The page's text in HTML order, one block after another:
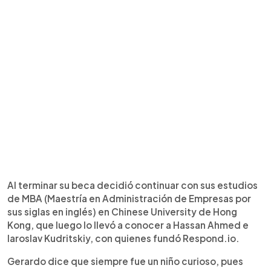
Al terminar su beca decidió continuar con sus estudios
de MBA (Maestría en Administración de Empresas por
sus siglas en inglés) en Chinese University de Hong
Kong, que luego lo llevó a conocer a Hassan Ahmed e
Iaroslav Kudritskiy, con quienes fundó Respond.io.
Gerardo dice que siempre fue un niño curioso, pues